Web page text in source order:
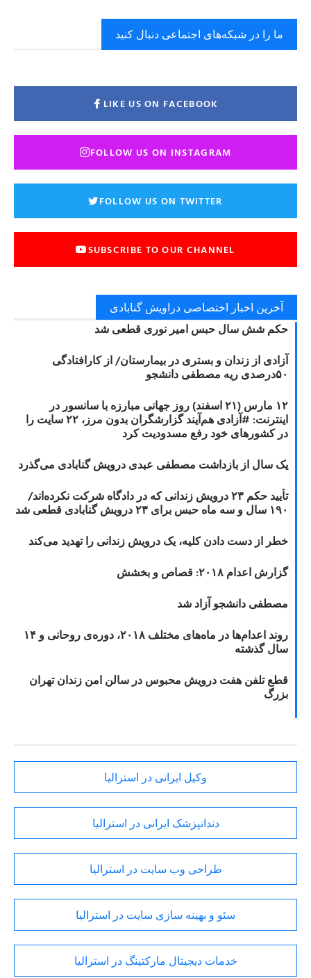
ما را در شبکه‌های اجتماعی دنبال کنید
LIKE US ON FACEBOOK
FOLLOW US ON INSTAGRAM
FOLLOW US ON TWITTER
SUBSCRIBE TO OUR CHANNEL
آخرین اخبار اختصاصی دراویش گنابادی
حکم شش سال حبس امیر نوری قطعی شد
آزادی از زندان و بستری در بیمارستان/ از کارافتادگی
۵۰درصدی ریه مصطفی دانشجو
۱۲ مارس (۲۱ اسفند) روز جهانی مبارزه با سانسور در
اینترنت: #آزادی هم‌آیند گزارشگران‌ بدون مرز، ۲۲ سایت را
در کشورهای خود رفع مسدودیت کرد
یک سال از بازداشت مصطفی عبدی درویش گنابادی می‌گذرد
تأیید حکم ۲۳ درویش زندانی که در دادگاه شرکت نکرده‌اند/
۱۹۰ سال و سه ماه حبس برای ۲۳ درویش گنابادی قطعی شد
خطر از دست دادن کلیه، یک درویش زندانی را تهدید می‌کند
گزارش اعدام ۲۰۱۸: قصاص و بخشش
مصطفی دانشجو آزاد شد
روند اعدام‌ها در ماه‌های مختلف ۲۰۱۸، دوره‌ی روحانی و ۱۴
سال گذشته
قطع تلفن هفت درویش محبوس در سالن امن زندان تهران
بزرگ
وکیل ایرانی در استرالیا
دندانپزشک ایرانی در استرالیا
طراحی وب سایت در استرالیا
سئو و بهینه سازی سایت در استرالیا
خدمات دیجیتال مارکتینگ در استرالیا